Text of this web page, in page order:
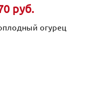
руб.
огурец